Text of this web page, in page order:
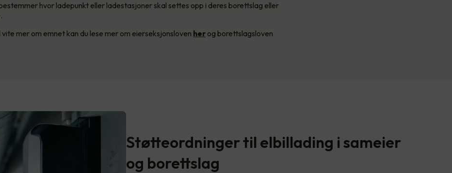
hvor ladepunkt eller ladestasjoner skal settes opp i deres borettslag eller
vite mer om emnet kan du lese mer om eierseksjonsloven her og borettslagsloven
Støtteordninger til elbillading i sameier
og borettslag